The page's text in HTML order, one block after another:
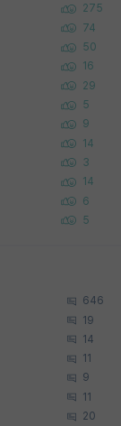
275
74
50
16
29
5
9
14
3
14
6
5
646
19
14
11
9
11
20